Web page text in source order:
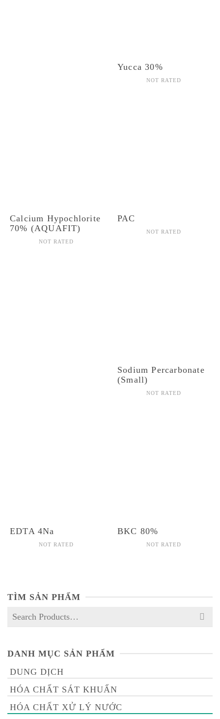
Yucca 30%
NOT RATED
Calcium Hypochlorite
70% (AQUAFIT)
NOT RATED
PAC
NOT RATED
Sodium Percarbonate
(Small)
NOT RATED
EDTA 4Na
NOT RATED
BKC 80%
NOT RATED
TÌM SẢN PHẨM
Search
DANH MỤC SẢN PHẨM
DUNG DỊCH
HÓA CHẤT SÁT KHUẨN
HÓA CHẤT XỬ LÝ NƯỚC